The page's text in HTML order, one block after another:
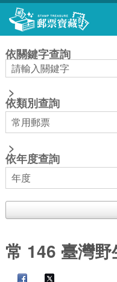
跳到主要內容區塊
依關鍵字查詢
>
依類別查詢
>
依年度查詢
常 146 臺灣